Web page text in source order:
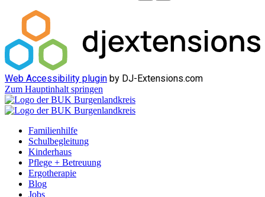
Web Accessibility plugin by DJ-Extensions.com
Zum Hauptinhalt springen
Familienhilfe
Schulbegleitung
Kinderhaus
Pflege + Betreuung
Ergotherapie
Blog
Jobs